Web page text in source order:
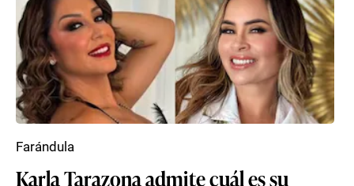
Karla Tarazona admite cuál es su
Farándula